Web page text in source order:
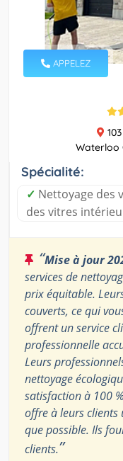
APPELEZ
Waterloo
Spécialité:
✓ Nettoyage des
des vitres
“Mise à jour
services de
prix équitable.
couverts, ce qui
offrent un service
professionnelle
Leurs
nettoyage
satisfaction à 100
offre à leurs clients
que possible. Ils
clients.”